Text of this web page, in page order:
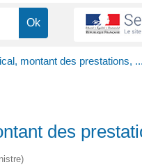
montant des prestations, ...
des